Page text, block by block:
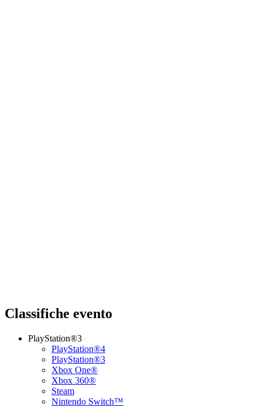
Classifiche evento
PlayStation®3
PlayStation®4
PlayStation®3
Xbox One®
Xbox 360®
Steam
Nintendo Switch™